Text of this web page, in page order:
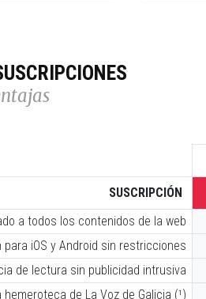
SUSCRIPCIÓN
a todos los contenidos de la web
para iOS y Android sin restricciones
de lectura sin publicidad intrusiva
de La Voz de Galicia (¹)